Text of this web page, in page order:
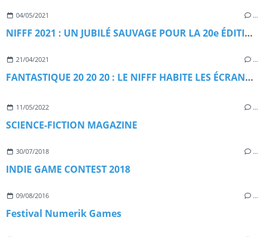
04/05/2021 …
NIFFF 2021 : UN JUBILÉ SAUVAGE POUR LA 20e ÉDITION
21/04/2021 …
FANTASTIQUE 20 20 20 : LE NIFFF HABITE LES ÉCRANS DE LA CINÉMATHÈQUE SUISSE
11/05/2022 …
SCIENCE-FICTION MAGAZINE
30/07/2018 …
INDIE GAME CONTEST 2018
09/08/2016 …
Festival Numerik Games